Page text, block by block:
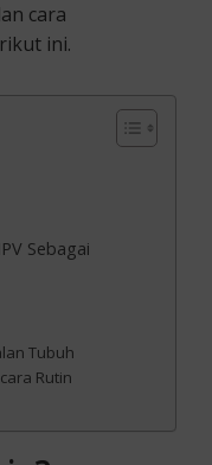
cara
ini.
Sebagai
Tubuh
Rutin